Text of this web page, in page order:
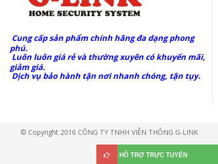
HỖ TRỢ TRỰC TUYẾN
Cung cấp sản phẩm chính hãng đa dạng phong
phú.
Luôn luôn giá rẻ và thường xuyên có khuyến mãi,
giảm giá.
Dịch vụ bảo hành tận nơi nhanh chóng, tận tụy.
© Copyright 2016 CÔNG TY TNHH VIỄN THÔNG G-LINK